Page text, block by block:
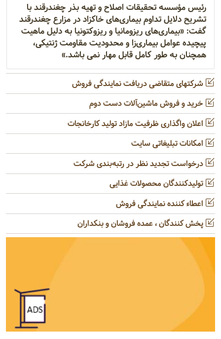
رئیس مؤسسه تحقیقات اصلاح و تهیه بذر چغندرقند با
تشریح دلایل تداوم بیماری‌های خاکزاد در مزارع چغندرقند
گفت: «بیماری‌های ریزومانیا و ریزوکتونیا به دلیل ماهیت
پیچیده عوامل بیماری‌زا و محدودیت مقاومت ژنتیکی،
همچنان به طور کامل قابل مهار نمی باشد.»
شرکتهای متقاضی دریافت نمایندگی فروش
خرید و فروش ماشین‌آلات دست دوم
اعلان واگذاری ظرفیت مازاد تولید کارخانجات
امکانات تبلیغاتی سایت
درخواست تجدید نظر در رتبه‌بندی شرکت
تولیدکنندگان محصولات غذایی
اعطاء کننده نمایندگی فروش
پخش کنندگان ، عمده فروشان و بنکداران